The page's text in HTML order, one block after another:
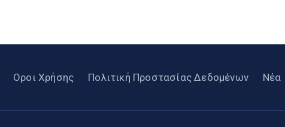
Οροι Χρήσης Πολιτική Προστασίας Δεδομένων Νέα